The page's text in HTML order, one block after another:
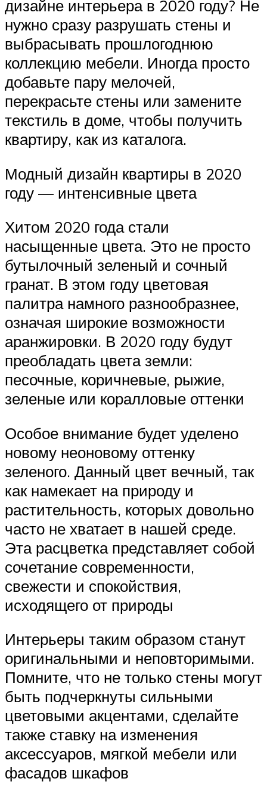
дизайне интерьера в 2020 году? Не
нужно сразу разрушать стены и
выбрасывать прошлогоднюю
коллекцию мебели. Иногда просто
добавьте пару мелочей,
перекрасьте стены или замените
текстиль в доме, чтобы получить
квартиру, как из каталога.
Модный дизайн квартиры в 2020
году — интенсивные цвета
Хитом 2020 года стали
насыщенные цвета. Это не просто
бутылочный зеленый и сочный
гранат. В этом году цветовая
палитра намного разнообразнее,
означая широкие возможности
аранжировки. В 2020 году будут
преобладать цвета земли:
песочные, коричневые, рыжие,
зеленые или коралловые оттенки
Особое внимание будет уделено
новому неоновому оттенку
зеленого. Данный цвет вечный, так
как намекает на природу и
растительность, которых довольно
часто не хватает в нашей среде.
Эта расцветка представляет собой
сочетание современности,
свежести и спокойствия,
исходящего от природы
Интерьеры таким образом станут
оригинальными и неповторимыми.
Помните, что не только стены могут
быть подчеркнуты сильными
цветовыми акцентами, сделайте
также ставку на изменения
аксессуаров, мягкой мебели или
фасадов шкафов